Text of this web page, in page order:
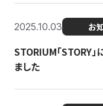
2025.10.03 お
STORIUM「STORY
ました